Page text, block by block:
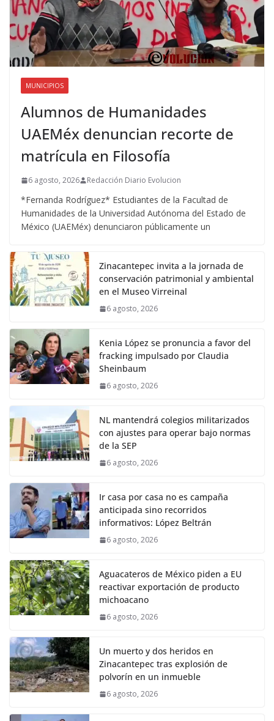
MUNICIPIOS
Alumnos de Humanidades
UAEMéx denuncian recorte de
matrícula en Filosofía
6 agosto, 2026 Redacción Diario Evolucion
*Fernanda Rodríguez* Estudiantes de la Facultad de
Humanidades de la Universidad Autónoma del Estado de
México (UAEMéx) denunciaron públicamente un
Zinacantepec invita a la jornada de
conservación patrimonial y ambiental
en el Museo Virreinal
6 agosto, 2026
Kenia López se pronuncia a favor del
fracking impulsado por Claudia
Sheinbaum
6 agosto, 2026
NL mantendrá colegios militarizados
con ajustes para operar bajo normas
de la SEP
6 agosto, 2026
Ir casa por casa no es campaña
anticipada sino recorridos
informativos: López Beltrán
6 agosto, 2026
Aguacateros de México piden a EU
reactivar exportación de producto
michoacano
6 agosto, 2026
Un muerto y dos heridos en
Zinacantepec tras explosión de
polvorín en un inmueble
6 agosto, 2026